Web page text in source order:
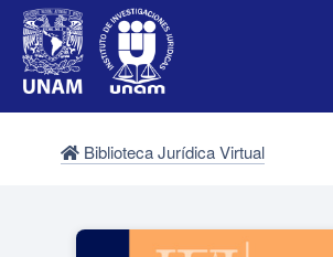
Biblioteca Jurídica Virtual